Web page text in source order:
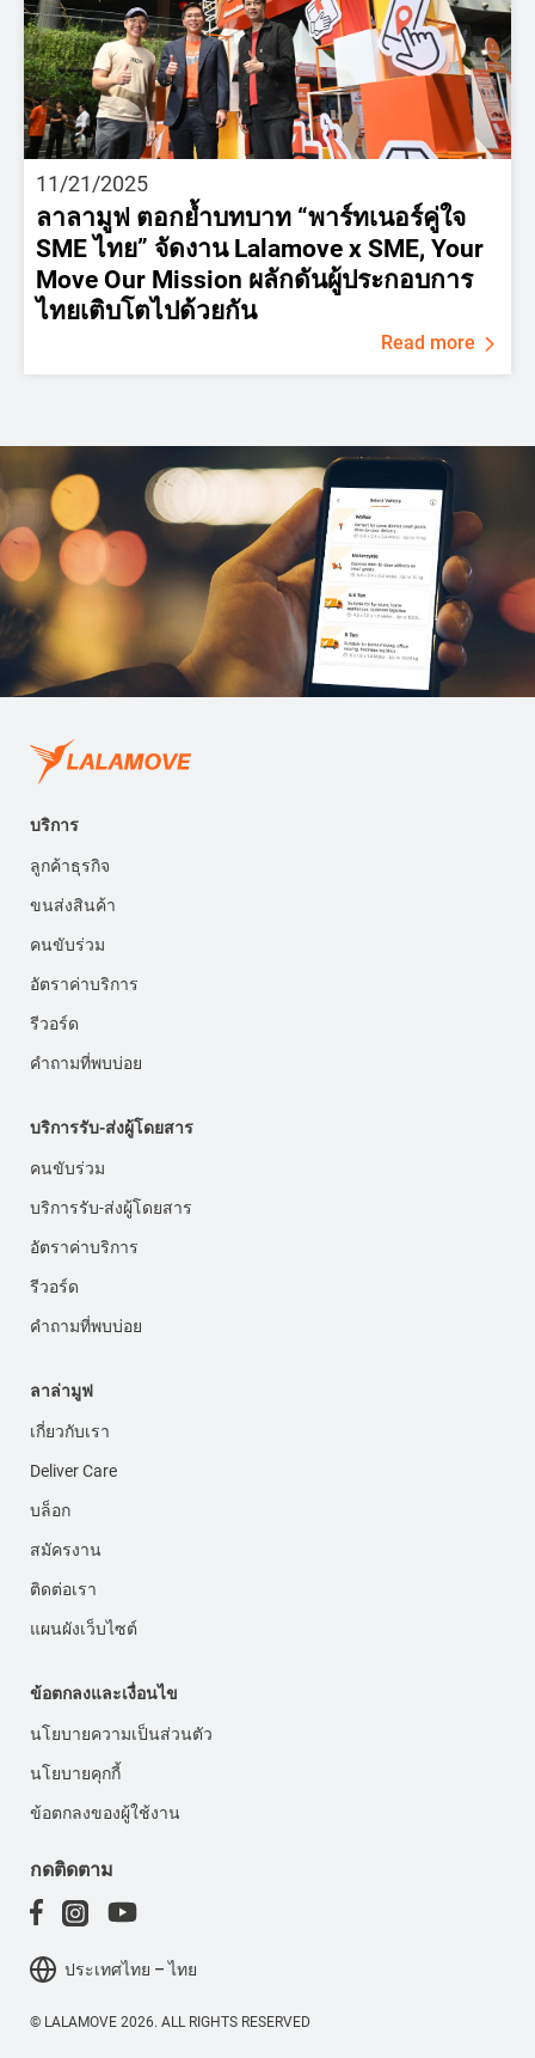
11/21/2025
ลาลามูฟ ตอกย้ำบทบาท “พาร์ทเนอร์คู่ใจ
SME ไทย” จัดงาน Lalamove x SME, Your
Move Our Mission ผลักดันผู้ประกอบการ
ไทยเติบโตไปด้วยกัน
Read more
บริการ
ลูกค้าธุรกิจ
ขนส่งสินค้า
คนขับร่วม
อัตราค่าบริการ
รีวอร์ด
คำถามที่พบบ่อย
บริการรับ-ส่งผู้โดยสาร
คนขับร่วม
บริการรับ-ส่งผู้โดยสาร
อัตราค่าบริการ
รีวอร์ด
คำถามที่พบบ่อย
ลาล่ามูฟ
เกี่ยวกับเรา
Deliver Care
บล็อก
สมัครงาน
ติดต่อเรา
แผนผังเว็บไซต์
ข้อตกลงและเงื่อนไข
นโยบายความเป็นส่วนตัว
นโยบายคุกกี้
ข้อตกลงของผู้ใช้งาน
กดติดตาม
ประเทศไทย – ไทย
© LALAMOVE 2026. ALL RIGHTS RESERVED